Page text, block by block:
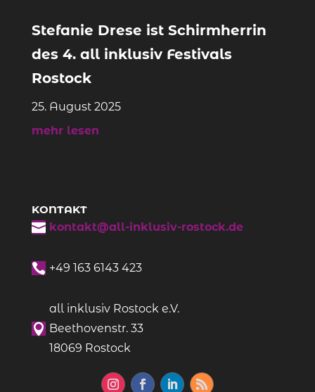
Stefanie Drese ist Schirmherrin
des 4. all inklusiv Festivals
Rostock
25. August 2025
mehr lesen
KONTAKT
 kontakt@all-inklusiv-rostock.de
 +49 163 6143 423

all inklusiv Rostock e.V.
Beethovenstr. 33
18069 Rostock